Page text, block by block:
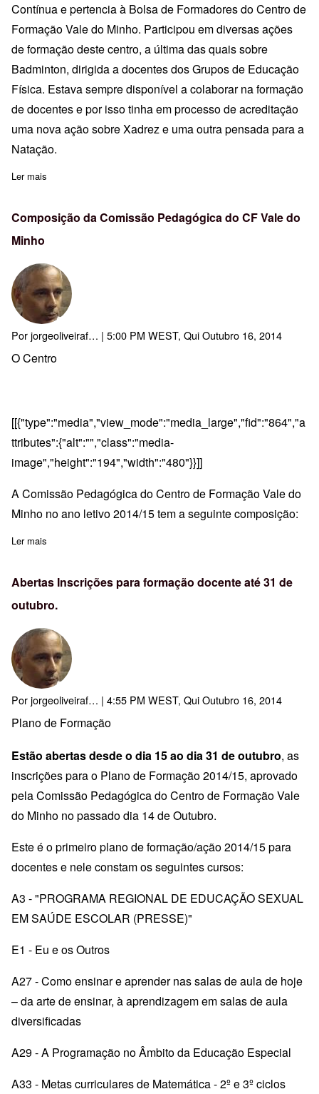
Contínua e pertencia à Bolsa de Formadores do Centro de
Formação Vale do Minho. Participou em diversas ações
de formação deste centro, a última das quais sobre
Badminton, dirigida a docentes dos Grupos de Educação
Física. Estava sempre disponível a colaborar na formação
de docentes e por isso tinha em processo de acreditação
uma nova ação sobre Xadrez e uma outra pensada para a
Natação.
Ler mais
Composição da Comissão Pedagógica do CF Vale do
Minho
Porjorgeoliveiraf… | 5:00 PM WEST, Qui Outubro 16, 2014
O Centro
[[{"type":"media","view_mode":"media_large","fid":"864","a
ttributes":{"alt":"","class":"media-
image","height":"194","width":"480"}}]]
A Comissão Pedagógica do Centro de Formação Vale do
Minho no ano letivo 2014/15 tem a seguinte composição:
Ler mais
Abertas Inscrições para formação docente até 31 de
outubro.
Porjorgeoliveiraf… | 4:55 PM WEST, Qui Outubro 16, 2014
Plano de Formação
Estão abertas desde o dia 15 ao dia 31 de outubro, as
inscrições para o Plano de Formação 2014/15, aprovado
pela Comissão Pedagógica do Centro de Formação Vale
do Minho no passado dia 14 de Outubro.
Este é o primeiro plano de formação/ação 2014/15 para
docentes e nele constam os seguintes cursos:
A3 - "PROGRAMA REGIONAL DE EDUCAÇÃO SEXUAL
EM SAÚDE ESCOLAR (PRESSE)"
E1 - Eu e os Outros
A27 - Como ensinar e aprender nas salas de aula de hoje
– da arte de ensinar, à aprendizagem em salas de aula
diversificadas
A29 - A Programação no Âmbito da Educação Especial
A33 - Metas curriculares de Matemática - 2º e 3º ciclos